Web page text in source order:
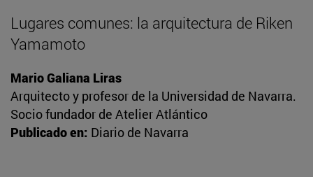
Lugares comunes: la arquitectura de Riken
Yamamoto
Mario Galiana Liras
Arquitecto y profesor de la Universidad de Navarra.
Socio fundador de Atelier Atlántico
Publicado en: Diario de Navarra